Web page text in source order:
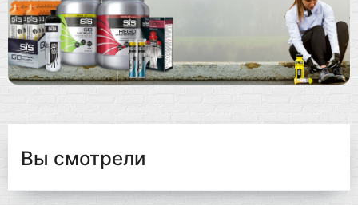
Вы смотрели